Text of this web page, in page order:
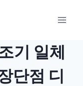
기 일체
단점 디